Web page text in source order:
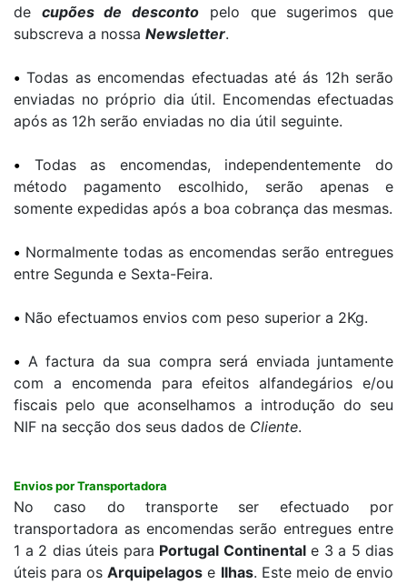
de cupões de desconto pelo que sugerimos que
subscreva a nossa Newsletter.
• Todas as encomendas efectuadas até ás 12h serão
enviadas no próprio dia útil. Encomendas efectuadas
após as 12h serão enviadas no dia útil seguinte.
• Todas as encomendas, independentemente do
método pagamento escolhido, serão apenas e
somente expedidas após a boa cobrança das mesmas.
• Normalmente todas as encomendas serão entregues
entre Segunda e Sexta-Feira.
• Não efectuamos envios com peso superior a 2Kg.
• A factura da sua compra será enviada juntamente
com a encomenda para efeitos alfandegários e/ou
fiscais pelo que aconselhamos a introdução do seu
NIF na secção dos seus dados de Cliente.
Envios por Transportadora
No caso do transporte ser efectuado por
transportadora as encomendas serão entregues entre
1 a 2 dias úteis para Portugal Continentale 3 a 5 dias
úteis para osArquipelagos e Ilhas. Este meio de envio